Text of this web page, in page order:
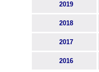
2019
2018
2017
2016